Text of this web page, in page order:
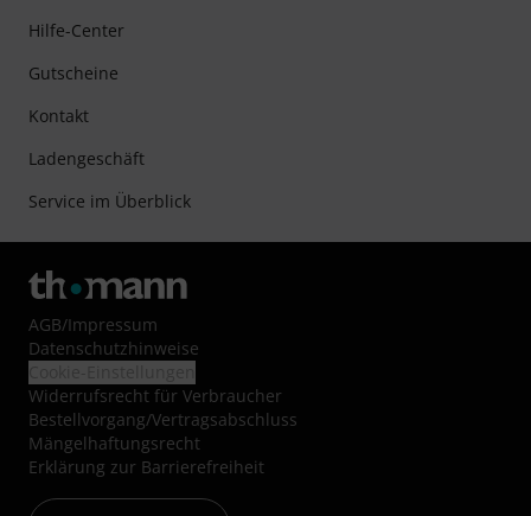
Hilfe-Center
Gutscheine
Kontakt
Ladengeschäft
Service im Überblick
AGB/Impressum
Datenschutzhinweise
Widerrufsrecht für Verbraucher
Bestellvorgang/Vertragsabschluss
Mängelhaftungsrecht
Erklärung zur Barrierefreiheit